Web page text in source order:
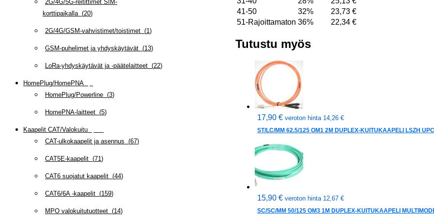
2G/4G/5G-reitittimet SIM-
korttipaikalla (20)
2G/4G/GSM-vahvistimet/toistimet (1)
GSM-puhelimet ja yhdyskäytävät (13)
LoRa-yhdyskäytävät ja -päätelaitteet (22)
HomePlug/HomePNA
HomePlug/Powerline (3)
HomePNA-laitteet (5)
Kaapelit CAT/Valokuitu
CAT-ulkokaapelit ja asennus (67)
CAT5E-kaapelit (71)
CAT6 suojatut kaapelit (44)
CAT6/6A -kaapelit (159)
MPO valokuitutuotteet (14)
41-50
32% 23,73€
51-Rajoittamaton 36% 22,34€
Tutustu myös
17,90€ veroton hinta 14,26€
ST/LC/MM 62.5/125 OM1 2M DUPLEX-KUITUKAAPELI LSZH
15,90€ veroton hinta 12,67€
SC/SC/MM 50/125 OM3 1M DUPLEX-KUITUKAAPELI